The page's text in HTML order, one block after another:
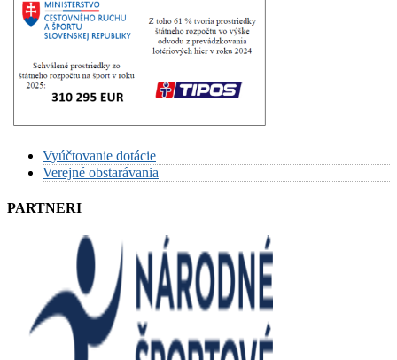
Vyúčtovanie dotácie
Verejné obstarávania
PARTNERI